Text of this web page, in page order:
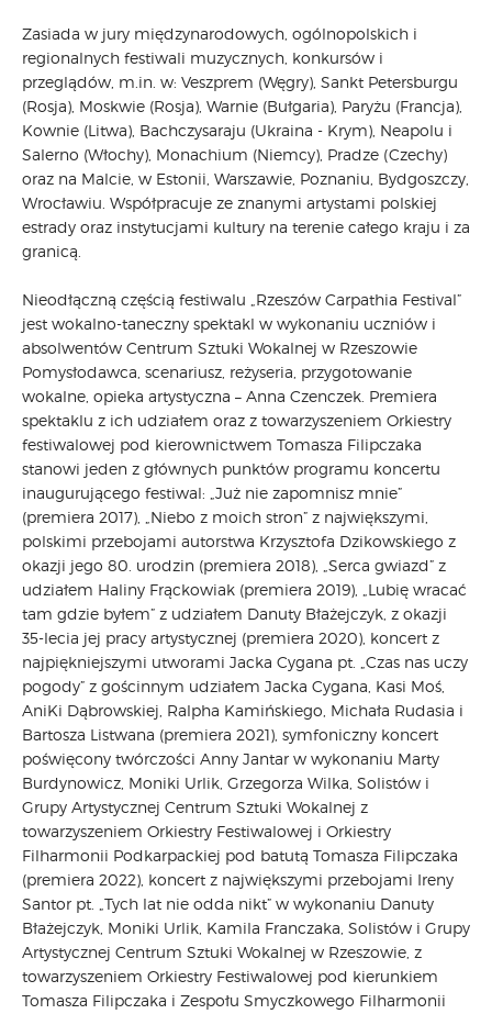
Zasiada w jury międzynarodowych, ogólnopolskich i
regionalnych festiwali muzycznych, konkursów i
przeglądów, m.in. w: Veszprem (Węgry), Sankt Petersburgu
(Rosja), Moskwie (Rosja), Warnie (Bułgaria), Paryżu (Francja),
Kownie (Litwa), Bachczysaraju (Ukraina - Krym), Neapolu i
Salerno (Włochy), Monachium (Niemcy), Pradze (Czechy)
oraz na Malcie, w Estonii, Warszawie, Poznaniu, Bydgoszczy,
Wrocławiu. Współpracuje ze znanymi artystami polskiej
estrady oraz instytucjami kultury na terenie całego kraju i za
granicą.
Nieodłączną częścią festiwalu „Rzeszów Carpathia Festival”
jest wokalno-taneczny spektakl w wykonaniu uczniów i
absolwentów Centrum Sztuki Wokalnej w Rzeszowie
Pomysłodawca, scenariusz, reżyseria, przygotowanie
wokalne, opieka artystyczna – Anna Czenczek. Premiera
spektaklu z ich udziałem oraz z towarzyszeniem Orkiestry
festiwalowej pod kierownictwem Tomasza Filipczaka
stanowi jeden z głównych punktów programu koncertu
inaugurującego festiwal: „Już nie zapomnisz mnie”
(premiera 2017), „Niebo z moich stron” z największymi,
polskimi przebojami autorstwa Krzysztofa Dzikowskiego z
okazji jego 80. urodzin (premiera 2018), „Serca gwiazd” z
udziałem Haliny Frąckowiak (premiera 2019), „Lubię wracać
tam gdzie byłem” z udziałem Danuty Błażejczyk, z okazji
35-lecia jej pracy artystycznej (premiera 2020), koncert z
najpiękniejszymi utworami Jacka Cygana pt. „Czas nas uczy
pogody” z gościnnym udziałem Jacka Cygana, Kasi Moś,
AniKi Dąbrowskiej, Ralpha Kamińskiego, Michała Rudasia i
Bartosza Listwana (premiera 2021), symfoniczny koncert
poświęcony twórczości Anny Jantar w wykonaniu Marty
Burdynowicz, Moniki Urlik, Grzegorza Wilka, Solistów i
Grupy Artystycznej Centrum Sztuki Wokalnej z
towarzyszeniem Orkiestry Festiwalowej i Orkiestry
Filharmonii Podkarpackiej pod batutą Tomasza Filipczaka
(premiera 2022), koncert z największymi przebojami Ireny
Santor pt. „Tych lat nie odda nikt” w wykonaniu Danuty
Błażejczyk, Moniki Urlik, Kamila Franczaka, Solistów i Grupy
Artystycznej Centrum Sztuki Wokalnej w Rzeszowie, z
towarzyszeniem Orkiestry Festiwalowej pod kierunkiem
Tomasza Filipczaka i Zespołu Smyczkowego Filharmonii